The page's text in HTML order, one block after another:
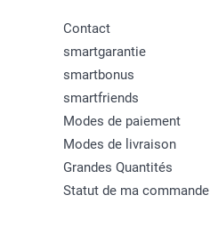
Contact
smartgarantie
smartbonus
smartfriends
Modes de paiement
Modes de livraison
Grandes Quantités
Statut de ma commande